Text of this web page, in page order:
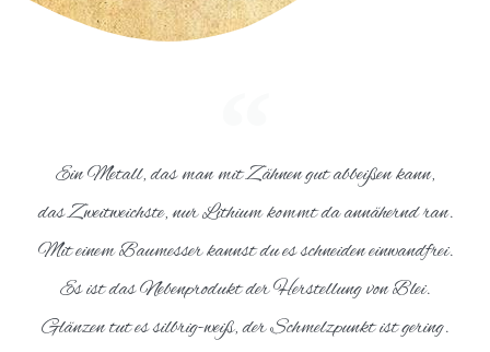
Ein Metall, das man mit Zähnen gut abbeißen kann,
das Zweitweichste, nur Lithium kommt da annähernd ran.
Mit einem Baumesser kannst du es schneiden einwandfrei.
Es ist das Nebenprodukt der Herstellung von Blei.
Glänzen tut es silbrig-weiß, der Schmelzpunkt ist gering.